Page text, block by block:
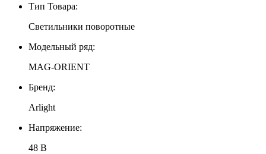
Тип Товара:
Светильники поворотные
Модельный ряд:
MAG-ORIENT
Бренд:
Arlight
Напряжение:
48 В